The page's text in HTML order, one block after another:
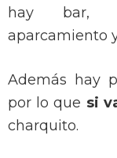
hay bar,
aparcamiento
Además hay
por lo que si
charquito.